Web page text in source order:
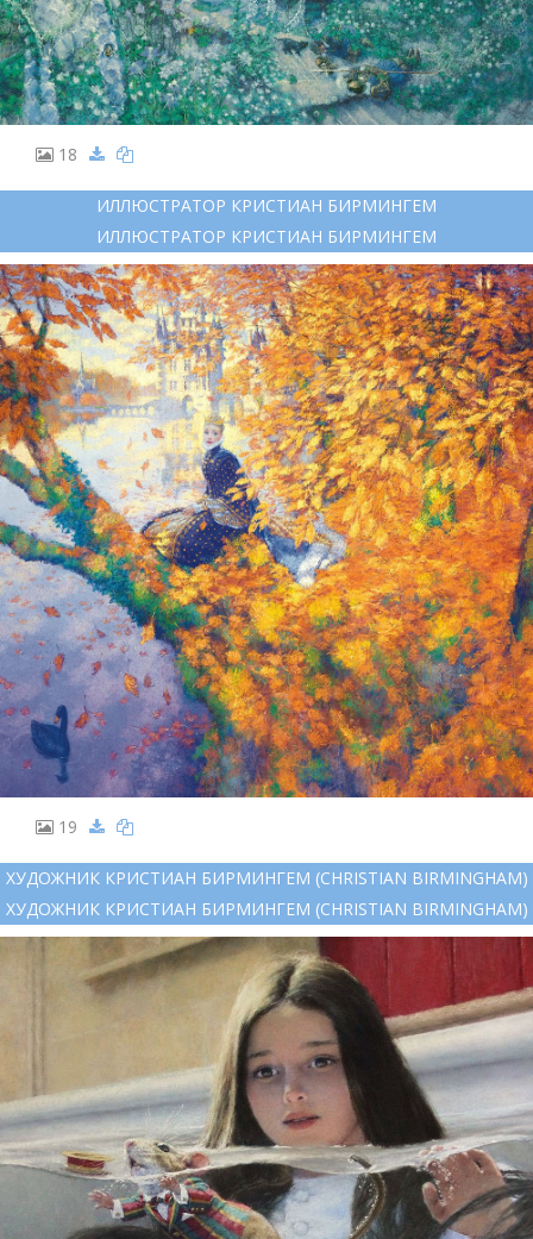
18
ИЛЛЮСТРАТОР КРИСТИАН БИРМИНГЕМ
ИЛЛЮСТРАТОР КРИСТИАН БИРМИНГЕМ
19
ХУДОЖНИК КРИСТИАН БИРМИНГЕМ (CHRISTIAN BIRMINGHAM)
ХУДОЖНИК КРИСТИАН БИРМИНГЕМ (CHRISTIAN BIRMINGHAM)